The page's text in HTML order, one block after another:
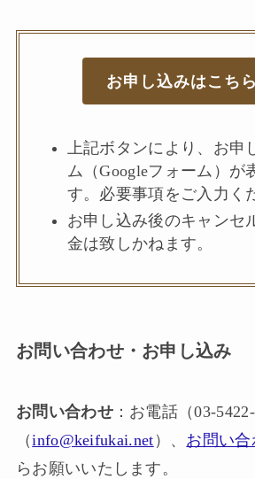
お申し込みはこち
上記ボタンにより、お申
ム（Googleフォーム）が
す。必要事項をご入力く
お申し込み後のキャンセ
金は致しかねます。
お問い合わせ・お申し込み
お問い合わせ：お電話（03-
（info@keifukai.net ）、 お問い
らお願いいたします。